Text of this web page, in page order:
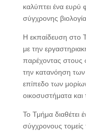
καλύπτει ένα ευρύ
σύγχρονης
Η εκπαίδευση στο
με την
παρέχοντας στους
την κατανόηση
επίπεδο των
οικοσυστήματα και
Το Τμήμα διαθέτει
σύγχρονους